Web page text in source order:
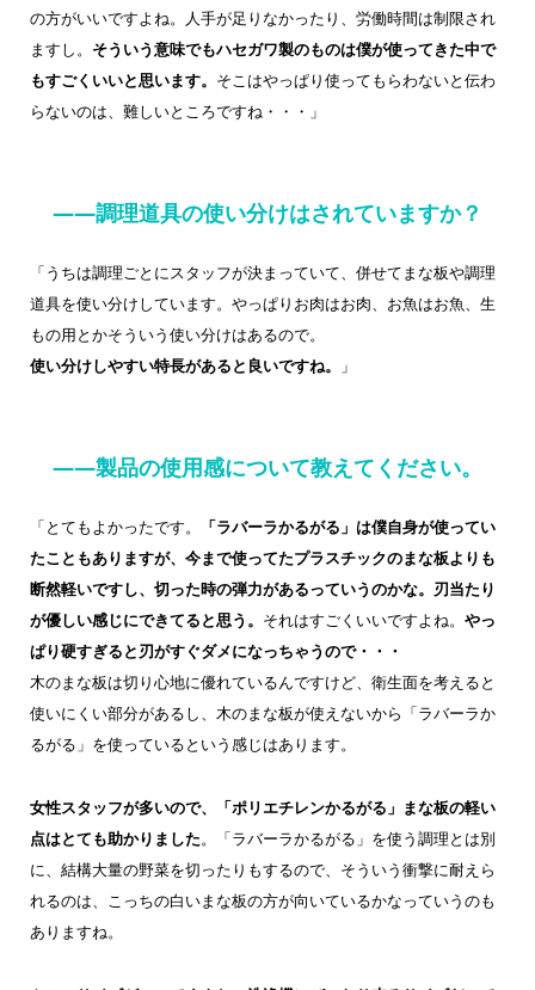
の方がいいですよね。人手が足りなかったり、労働時間は制限され
ますし。 そういう意味でもハセガワ製のものは僕が使ってきた中で
もすごくいいと思います。 そこはやっぱり使ってもらわないと伝わ
らないのは、難しいところですね・・・」
——調理道具の使い分けはされていますか？
「うちは調理ごとにスタッフが決まっていて、併せてまな板や調理
道具を使い分けしています。やっぱりお肉はお肉、お魚はお魚、生
もの用とかそういう使い分けはあるので。
使い分けしやすい特長があると良いですね。
」
——製品の使用感について教えてください。
「とてもよかったです。
「ラバーラかるがる」は僕自身が使ってい
たこともありますが、今まで使ってたプラスチックのまな板よりも
断然軽いですし、切った時の弾力があるっていうのかな。刃当たり
が優しい感じにできてると思う。 それはすごくいいですよね。 やっ
ぱり硬すぎると刃がすぐダメになっちゃうので・・・
木のまな板は切り心地に優れているんですけど、衛生面を考えると
使いにくい部分があるし、木のまな板が使えないから「ラバーラか
るがる」を使っているという感じはあります。
女性スタッフが多いので、「ポリエチレンかるがる」まな板の軽い
点はとても助かりました。「ラバーラかるがる」を使う調理とは別
に、結構大量の野菜を切ったりもするので、そういう衝撃に耐えら
れるのは、こっちの白いまな板の方が向いているかなっていうのも
ありますね。